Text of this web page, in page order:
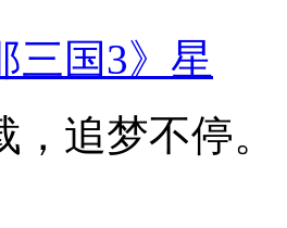
三国3》星
，追梦不停